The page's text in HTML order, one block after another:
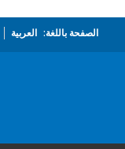
الصفحة باللغة: العربية